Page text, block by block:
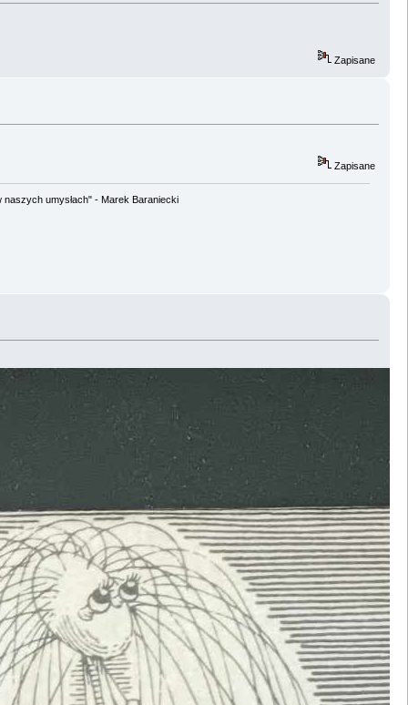
Zapisane
Zapisane
umysłach" - Marek Baraniecki